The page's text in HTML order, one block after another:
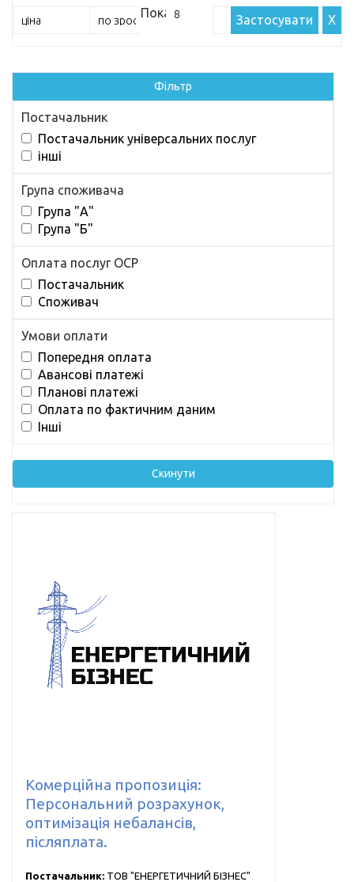
Показати: Застосувати X
Фільтр
Постачальник
Постачальник універсальних послуг
інші
Група споживача
Група "А"
Група "Б"
Оплата послуг ОСР
Постачальник
Споживач
Умови оплати
Попередня оплата
Авансові платежі
Планові платежі
Оплата по фактичним даним
Інші
Скинути
Комерційна пропозиція:
Персональний розрахунок,
оптимізація небалансів,
післяплата.
Постачальник: ТОВ "ЕНЕРГЕТИЧНИЙ БІЗНЕС"